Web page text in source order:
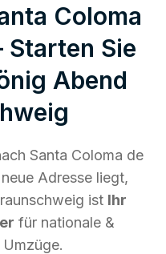
Coloma
Starten Sie
Abend
Santa Coloma de
Adresse liegt,
ist Ihr
für nationale &